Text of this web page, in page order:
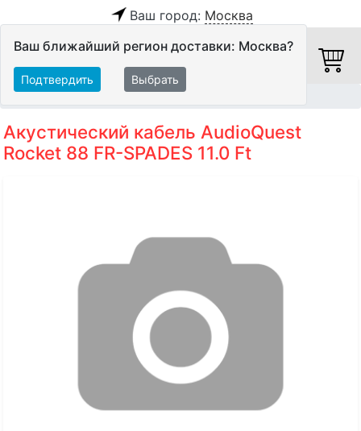
Ваш город: Москва
Ваш ближайший регион доставки: Москва?
Подтвердить Выбрать
Акустический кабель AudioQuest
Rocket 88 FR-SPADES 11.0 Ft